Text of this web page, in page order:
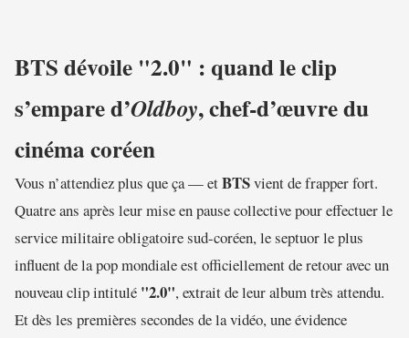
BTS dévoile "2.0" : quand le clip
s’empare d’Oldboy, chef-d’œuvre du
cinéma coréen
Vous n’attendiez plus que ça — etBTSvient de frapper fort.
Quatre ans après leur mise en pause collective pour effectuer le
service militaire obligatoire sud-coréen, le septuor le plus
influent de la pop mondiale est officiellement de retour avec un
nouveau clip intitulé "2.0", extrait de leur album très attendu.
Et dès les premières secondes de la vidéo, une évidence